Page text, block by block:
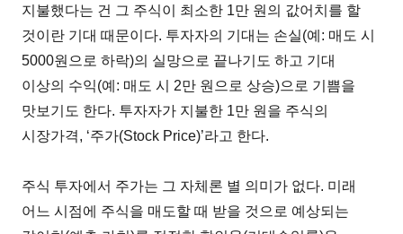
지불했다는 건 그 주식이 최소한 1만 원의 값어치를 할
것이란 기대 때문이다. 투자자의 기대는 손실(예: 매도 시
5000원으로 하락)의 실망으로 끝나기도 하고 기대
이상의 수익(예: 매도 시 2만 원으로 상승)으로 기쁨을
맛보기도 한다. 투자자가 지불한 1만 원을 주식의
시장가격, ‘주가(Stock Price)’라고 한다.
주식 투자에서 주가는 그 자체론 별 의미가 없다. 미래
어느 시점에 주식을 매도할 때 받을 것으로 예상되는